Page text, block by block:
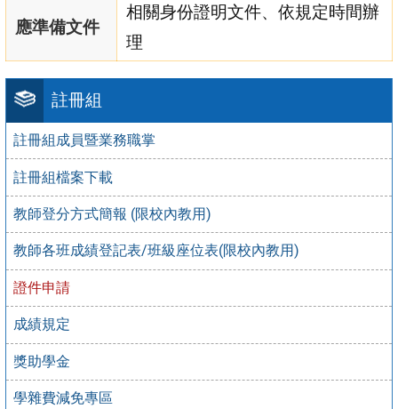
註冊組
註冊組成員暨業務職掌
註冊組檔案下載
教師登分方式簡報 (限校內教用)
教師各班成績登記表/班級座位表(限校內教用)
證件申請
成績規定
獎助學金
學雜費減免專區
應準備文件
相關身份證明文件、依規定時間辦
理